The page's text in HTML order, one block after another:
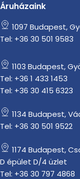
Áruházaink
1097 Budapest,
Tel: +36 30 501 9583
1103 Budapest,
Tel: +36 1 433 1453
Tel: +36 30 415 6323
1134 Budapest,
Tel: +36 30 501 9522
1174 Budapest,
D épület D/4 üzlet
Tel: +36 30 797 4868